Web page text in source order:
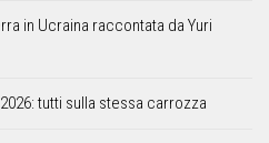
in Ucraina raccontata da Yuri
tutti sulla stessa carrozza